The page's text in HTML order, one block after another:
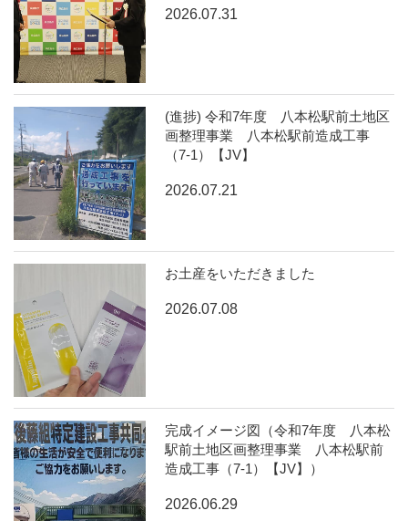
2026.07.31
(進捗) 令和7年度 八本松駅前土地区
画整理事業 八本松駅前造成工事
（7-1）【JV】
2026.07.21
お土産をいただきました
2026.07.08
完成イメージ図（令和7年度 八本松
駅前土地区画整理事業 八本松駅前
造成工事（7-1）【JV】）
2026.06.29